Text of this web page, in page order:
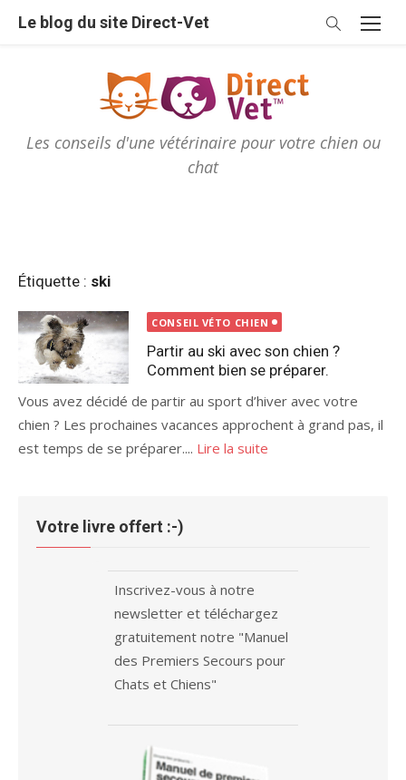
Les conseils d'une vétérinaire pour votre chien ou
chat
Le blog du site Direct-Vet
Étiquette : ski
CONSEIL VÉTO CHIEN
Partir au ski avec son chien ?
Comment bien se préparer.
Vous avez décidé de partir au sport d’hiver avec votre
chien ? Les prochaines vacances approchent à grand pas, il
est temps de se préparer.... Lire la suite
Votre livre offert :-)
Inscrivez-vous à notre
newsletter et téléchargez
gratuitement notre "Manuel
des Premiers Secours pour
Chats et Chiens"